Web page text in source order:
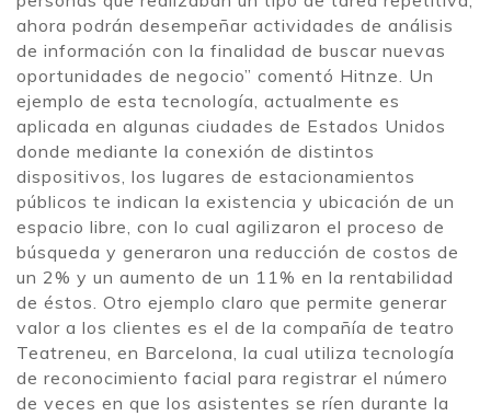
ahora podrán desempeñar actividades de análisis
de información con la finalidad de buscar nuevas
oportunidades de negocio” comentó Hitnze. Un
ejemplo de esta tecnología, actualmente es
aplicada en algunas ciudades de Estados Unidos
donde mediante la conexión de distintos
dispositivos, los lugares de estacionamientos
públicos te indican la existencia y ubicación de un
espacio libre, con lo cual agilizaron el proceso de
búsqueda y generaron una reducción de costos de
un 2% y un aumento de un 11% en la rentabilidad
de éstos. Otro ejemplo claro que permite generar
valor a los clientes es el de la compañía de teatro
Teatreneu, en Barcelona, la cual utiliza tecnología
de reconocimiento facial para registrar el número
de veces en que los asistentes se ríen durante la